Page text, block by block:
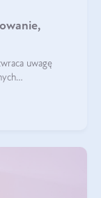
uwagę